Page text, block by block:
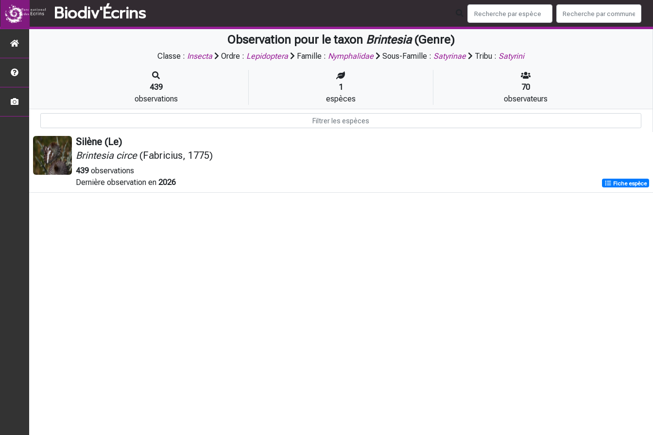
Biodiv'Écrins
Observation pour le taxon Brintesia(Genre)
Classe : Insecta Ordre : Lepidoptera Famille : Nymphalidae Sous-Famille : Satyrinae Tribu : Satyrini
439
observations
1
espèces
70
observateurs
Silène (Le)
Brintesia circe(Fabricius, 1775)
439 observations
Dernière observation en 2026 Fiche espèce